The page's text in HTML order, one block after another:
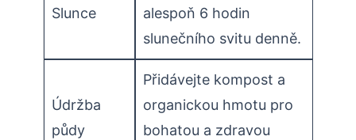
Slunce
alespoň 6 hodin
slunečního svitu denně.
Údržba
půdy
Přidávejte kompost a
organickou hmotu pro
bohatou a zdravou